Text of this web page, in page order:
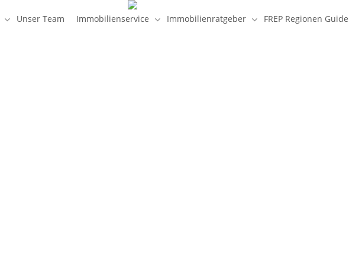
Unser Team Immobilienservice Immobilienratgeber FREP Regionen Guide